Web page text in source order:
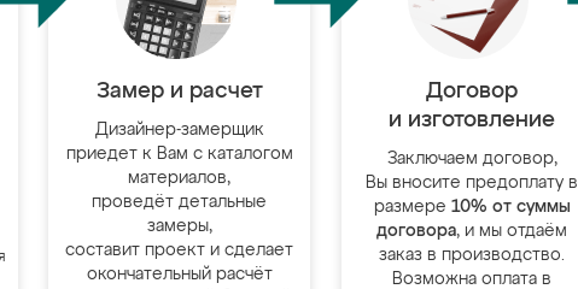
Замер и расчет
Дизайнер-замерщик
приедет к Вам с каталогом
материалов,
проведёт детальные
замеры,
составит проект и сделает
окончательный расчёт
Договор
и изготовление
Заключаем договор,
Вы вносите предоплату в
размере 10% от суммы
договора, и мы отдаём
заказ в производство.
Возможна оплата в